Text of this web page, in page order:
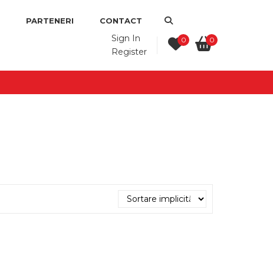
PARTENERI CONTACT
Sign In
Register
0 0